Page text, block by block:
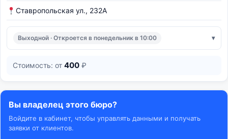
Ставропольская ул., 232А
Выходной · Откроется в понедельник в 10:00
Стоимость: от 400 ₽
Вы владелец этого бюро?
Войдите в кабинет, чтобы управлять данными и получать
заявки от клиентов.